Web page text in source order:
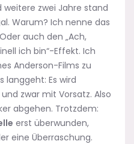
zwei Jahre stand
Warum? Ich nenne das
auch den „Ach,
ich bin“-Effekt. Ich
Anderson-Films zu
langgeht: Es wird
und zwar mit Vorsatz. Also
abgehen. Trotzdem:
erst überwunden,
eine Überraschung.